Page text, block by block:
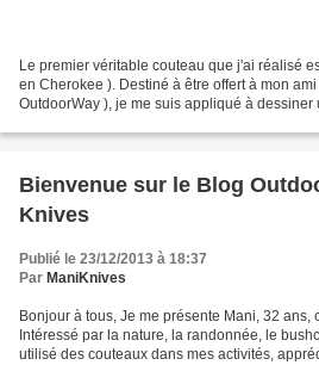
Le premier véritable couteau que j'ai réalisé
en Cherokee ). Destiné à être offert à mon
OutdoorWay ), je me suis appliqué à
Bienvenue sur le Blog
Knives
Publié le 23/12/2013 à 18:37
Par ManiKnives
Bonjour à tous, Je me présente Mani, 32 ans,
Intéressé par la nature, la randonnée, le
utilisé des couteaux dans mes activités,